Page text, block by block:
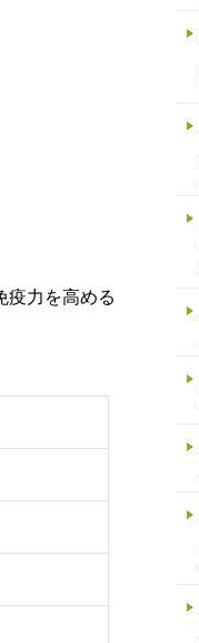
疫力を高める